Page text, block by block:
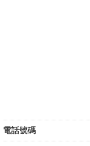
電話號碼